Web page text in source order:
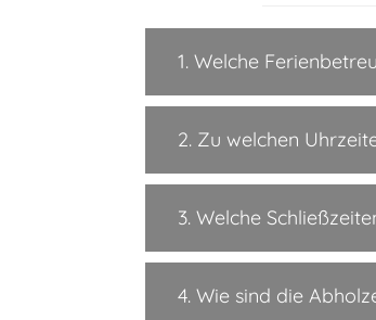
1. Welche
2. Zu welchen
3. Welche
4. Wie sind die